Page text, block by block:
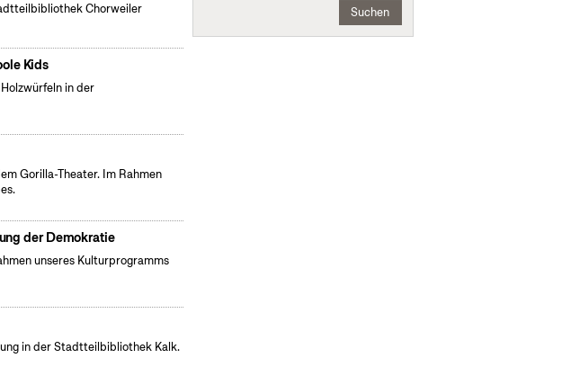
Chorweiler
Kids
in der
Gorilla-Theater. Im Rahmen
der Demokratie
unseres Kulturprogramms
in der Stadtteilbibliothek Kalk.
Suchen